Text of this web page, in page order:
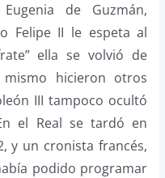
de Guzmán,
Felipe II le espeta al
ella se volvió de
hicieron otros
III tampoco ocultó
el Real se tardó en
y un cronista francés,
podido programar